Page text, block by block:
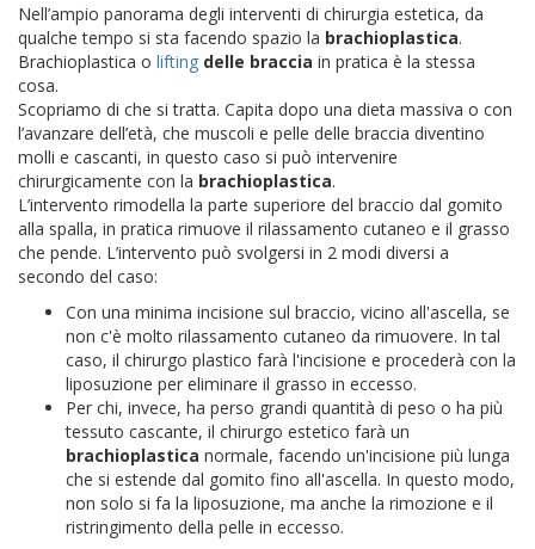
Nell’ampio panorama degli interventi di chirurgia estetica, da
qualche tempo si sta facendo spazio la brachioplastica.
Brachioplastica o lifting delle braccia in pratica è la stessa
cosa.
Scopriamo di che si tratta. Capita dopo una dieta massiva o con
l’avanzare dell’età, che muscoli e pelle delle braccia diventino
molli e cascanti, in questo caso si può intervenire
chirurgicamente con la brachioplastica.
L’intervento rimodella la parte superiore del braccio dal gomito
alla spalla, in pratica rimuove il rilassamento cutaneo e il grasso
che pende. L’intervento può svolgersi in 2 modi diversi a
secondo del caso:
Con una minima incisione sul braccio, vicino all'ascella, se
non c'è molto rilassamento cutaneo da rimuovere. In tal
caso, il chirurgo plastico farà l'incisione e procederà con la
liposuzione per eliminare il grasso in eccesso.
Per chi, invece, ha perso grandi quantità di peso o ha più
tessuto cascante, il chirurgo estetico farà un
brachioplastica normale, facendo un'incisione più lunga
che si estende dal gomito fino all'ascella. In questo modo,
non solo si fa la liposuzione, ma anche la rimozione e il
ristringimento della pelle in eccesso.